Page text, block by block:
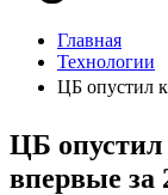
Главная
Технологии
ЦБ опустил
ЦБ опустил
впервые за